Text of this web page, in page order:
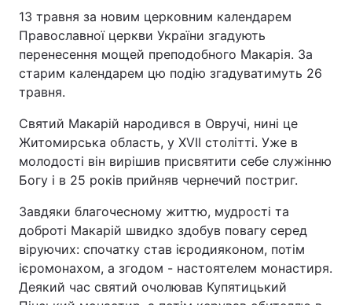
13 травня за новим церковним календарем
Православної церкви України згадують
перенесення мощей преподобного Макарія. За
старим календарем цю подію згадуватимуть 26
травня.
Святий Макарій народився в Овручі, нині це
Житомирська область, у XVII столітті. Уже в
молодості він вирішив присвятити себе служінню
Богу і в 25 років прийняв чернечий постриг.
Завдяки благочесному життю, мудрості та
доброті Макарій швидко здобув повагу серед
віруючих: спочатку став ієродияконом, потім
ієромонахом, а згодом - настоятелем монастиря.
Деякий час святий очолював Купятицький